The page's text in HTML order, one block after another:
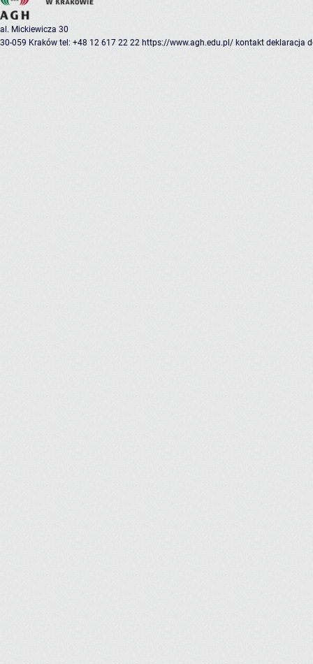
al. Mickiewicza 30
30-059 Kraków tel: +48 12 617 22 22 https://www.agh.edu.pl/ kontakt deklaracja